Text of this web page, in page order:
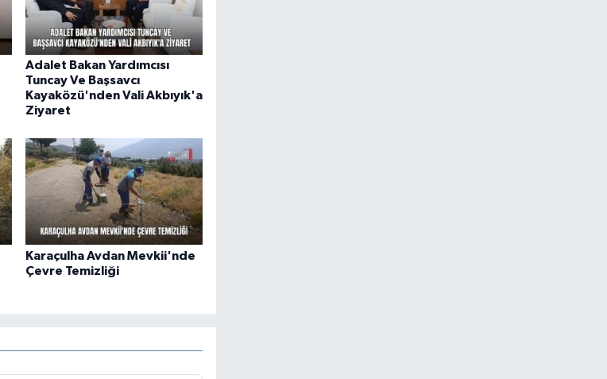
Adalet Bakan Yardımcısı
Tuncay Ve Başsavcı
Kayaközü'nden Vali Akbıyık'a
Ziyaret
Karaçulha Avdan Mevkii'nde
Çevre Temizliği